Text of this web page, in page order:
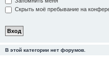
Скрыть моё пребывание на
В этой категории нет форумов.